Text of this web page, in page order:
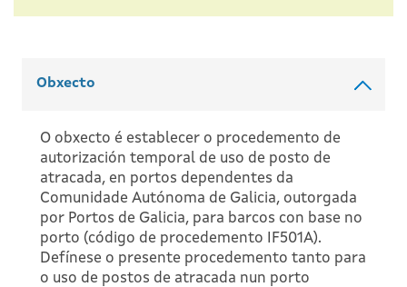
Obxecto
O obxecto é establecer o procedemento de
autorización temporal de uso de posto de
atracada, en portos dependentes da
Comunidade Autónoma de Galicia, outorgada
por Portos de Galicia, para barcos con base no
porto (código de procedemento IF501A).
Defínese o presente procedemento tanto para
o uso de postos de atracada nun porto